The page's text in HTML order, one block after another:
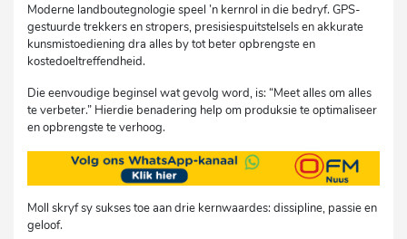
Moderne landboutegnologie speel ’n kernrol in die bedryf. GPS-
gestuurde trekkers en stropers, presisiespuitstelsels en akkurate
kunsmistoediening dra alles by tot beter opbrengste en
kostedoeltreffendheid.
Die eenvoudige beginsel wat gevolg word, is: “Meet alles om alles
te verbeter.” Hierdie benadering help om produksie te optimaliseer
en opbrengste te verhoog.
Moll skryf sy sukses toe aan drie kernwaardes: dissipline, passie en
geloof.